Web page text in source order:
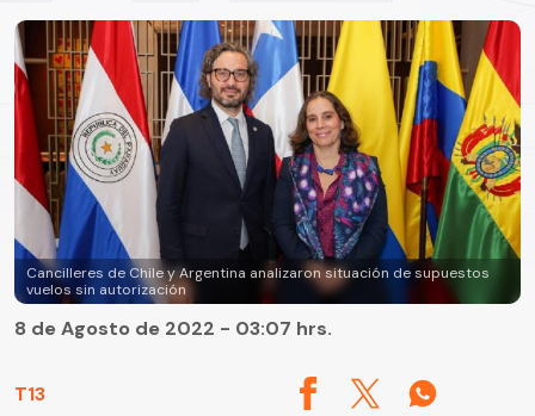
Cancilleres de Chile y Argentina analizaron situación de supuestos
vuelos sin autorización
T13
8 de Agosto de 2022 - 03:07 hrs.